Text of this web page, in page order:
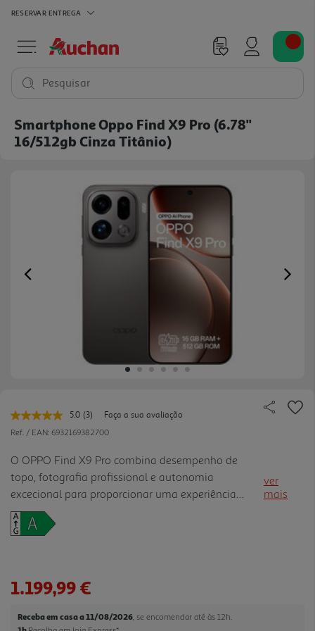
RESERVAR ENTREGA
Pesquisar
Smartphone Oppo Find X9 Pro (6.78''
16/512gb Cinza Titânio)
Previous
5.0 Leu
3
Link
para
a
mesma
página.
(3)
Faça a sua avaliação
Ref. / EAN: 6932169382700
O OPPO Find X9 Pro combina desempenho de
topo, fotografia profissional e autonomia
excecional para proporcionar uma experiência
premium em produtividade, criação de conteúdos e
entretenimento. Equipado com o processador
aplicações exigentes e gaming. O ecrã AMOLED
LTPO ProXDR de 6,78" com resolução 1.5K, taxa de
ver
mais
1.199,99 €
Receba em casa a 11/08/2026 , se encomendar até às 12h.